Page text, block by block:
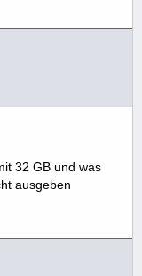
32 GB und was
ausgeben